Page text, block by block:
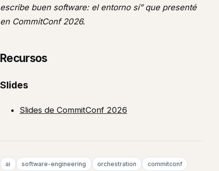
escribe buen software: el entorno sí” que presenté
en CommitConf 2026.
Recursos
Slides
Slides de CommitConf 2026
ai software-engineering orchestration commitconf